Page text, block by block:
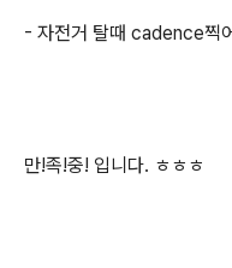
- 자전거 탈때 cadence찍
만!족!중! 입니다. ㅎㅎㅎ